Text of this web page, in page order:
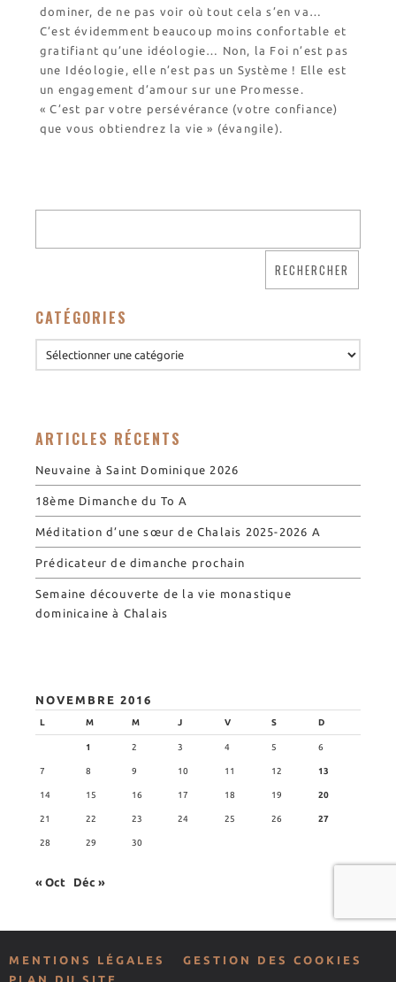
dominer, de ne pas voir où tout cela s’en va…
C’est évidemment beaucoup moins confortable et
gratifiant qu’une idéologie… Non, la Foi n’est pas
une Idéologie, elle n’est pas un Système ! Elle est
un engagement d’amour sur une Promesse.
« C’est par votre persévérance (votre confiance)
que vous obtiendrez la vie » (évangile).
CATÉGORIES
ARTICLES RÉCENTS
Neuvaine à Saint Dominique 2026
18ème Dimanche du To A
Méditation d’une sœur de Chalais 2025-2026 A
Prédicateur de dimanche prochain
Semaine découverte de la vie monastique
dominicaine à Chalais
NOVEMBRE 2016
L M M J V S D
1 2 3 4 5 6
7 8 9 10 11 12 13
14 15 16 17 18 19 20
21 22 23 24 25 26 27
28 29 30
« Oct Déc »
MENTIONS LÉGALES
GESTION DES COOKIES
PLAN DU SITE